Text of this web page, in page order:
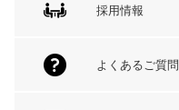
採用情報
よくあるご質問